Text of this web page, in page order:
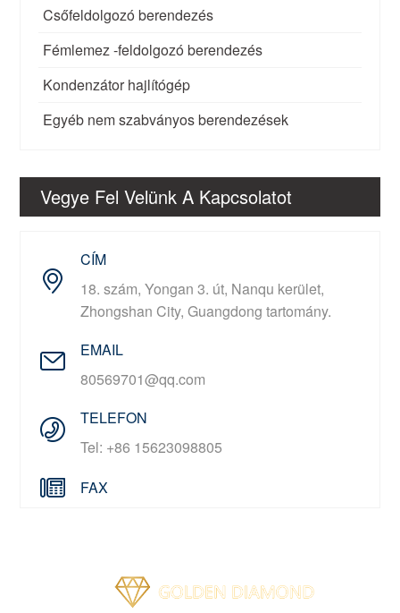
Csőfeldolgozó berendezés
Fémlemez -feldolgozó berendezés
Kondenzátor hajlítógép
Egyéb nem szabványos berendezések
Vegye Fel Velünk A Kapcsolatot
CÍM
18. szám, Yongan 3. út, Nanqu kerület,
Zhongshan City, Guangdong tartomány.
EMAIL
80569701@qq.com
TELEFON
Tel: +86 15623098805
FAX